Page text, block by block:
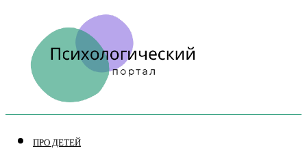
ПРО ДЕТЕЙ